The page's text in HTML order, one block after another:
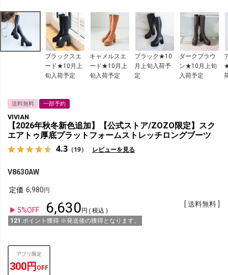
ブラックスエ
ード★10月上
旬入荷予定
キャメルスエ
ード★10月上
旬入荷予定
ブラック★10
月上旬入荷予
定
ダークブラウ
ン★10月上旬
入荷予定
送料無料 一部予約
VIVIAN
【2026年秋冬新色追加】【公式ストア/ZOZO限定】スク
エアトゥ厚底プラットフォームストレッチロングブーツ
4.3 （19） レビューを見る
V8630AW
定価 6,980
5%OFF 6,630
税込
121 ポイント獲得 ※発送後の獲得となります。
送料無料
アプリ限定
300円 OFF